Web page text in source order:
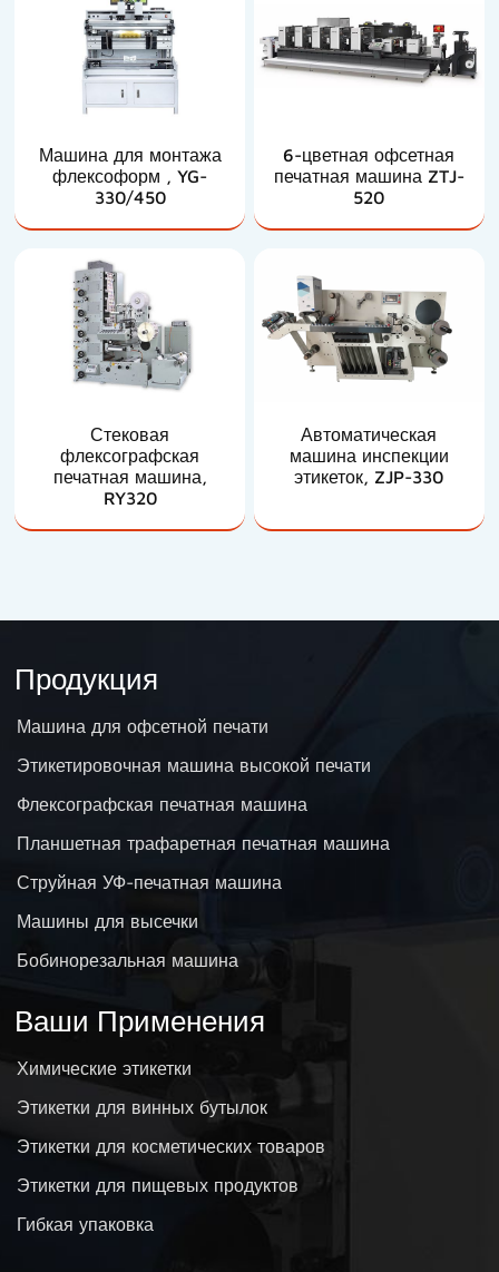
Машина для монтажа
флексоформ , YG-
330/450
6-цветная офсетная
печатная машина ZTJ-
520
Стековая
флексографская
печатная машина,
RY320
Автоматическая
машина инспекции
этикеток, ZJP-330
Продукция
Машина для офсетной печати
Этикетировочная машина высокой печати
Флексографская печатная машина
Планшетная трафаретная печатная машина
Струйная УФ-печатная машина
Машины для высечки
Бобинорезальная машина
Ваши Применения
Химические этикетки
Этикетки для винных бутылок
Этикетки для косметических товаров
Этикетки для пищевых продуктов
Гибкая упаковка